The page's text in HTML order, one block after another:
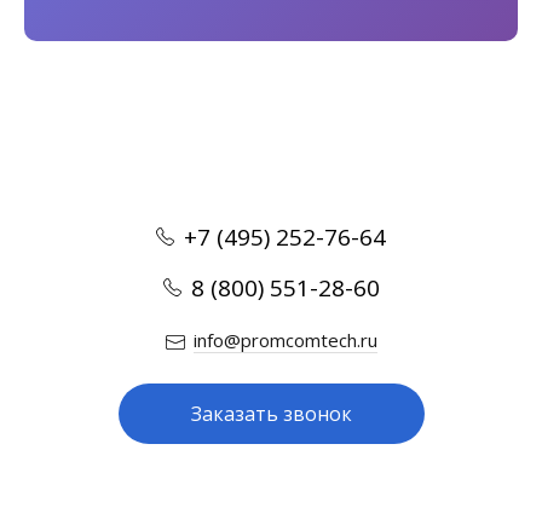
+7 (495) 252-76-64
8 (800) 551-28-60
info@promcomtech.ru
Заказать звонок